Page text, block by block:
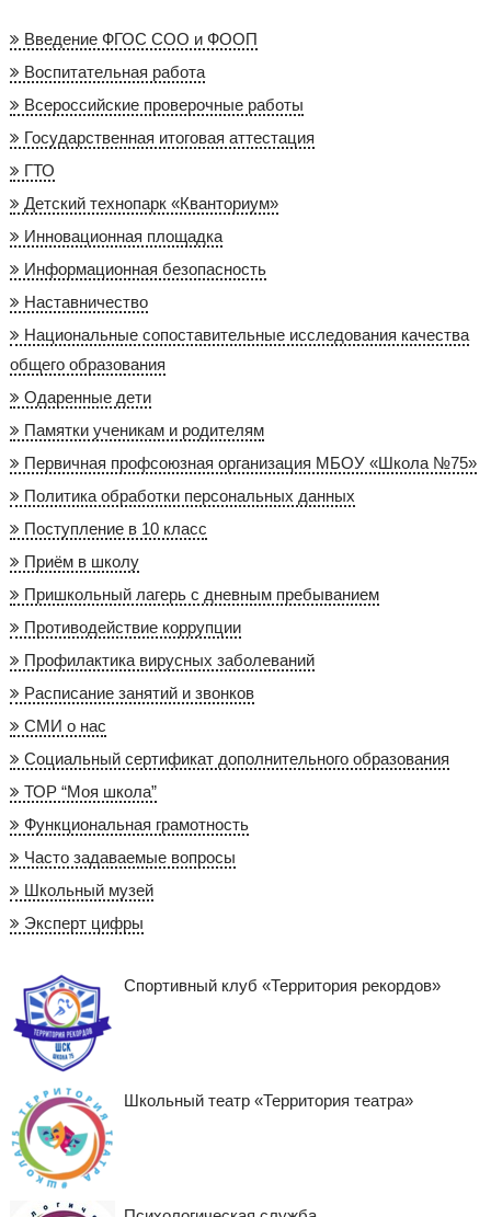
Введение ФГОС СОО и ФООП
Воспитательная работа
Всероссийские проверочные работы
Государственная итоговая аттестация
ГТО
Детский технопарк «Кванториум»
Инновационная площадка
Информационная безопасность
Наставничество
Национальные сопоставительные исследования качества
общего образования
Одаренные дети
Памятки ученикам и родителям
Первичная профсоюзная организация МБОУ «Школа №75»
Политика обработки персональных данных
Поступление в 10 класс
Приём в школу
Пришкольный лагерь с дневным пребыванием
Противодействие коррупции
Профилактика вирусных заболеваний
Расписание занятий и звонков
СМИ о нас
Социальный сертификат дополнительного образования
ТОР “Моя школа”
Функциональная грамотность
Часто задаваемые вопросы
Школьный музей
Эксперт цифры
Спортивный клуб «Территория рекордов»
Школьный театр «Территория театра»